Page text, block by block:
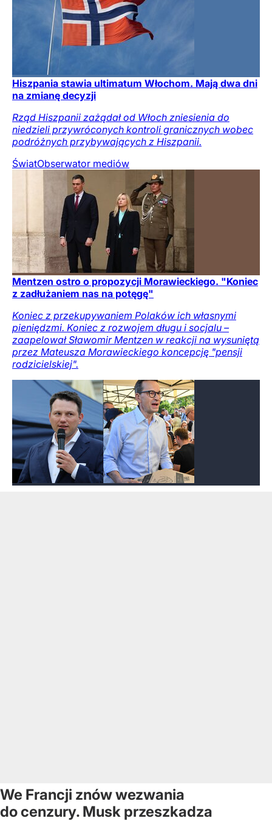
Hiszpania stawia ultimatum Włochom. Mają dwa dni
na zmianę decyzji
Rząd Hiszpanii zażądał od Włoch zniesienia do
niedzieli przywróconych kontroli granicznych wobec
podróżnych przybywających z Hiszpanii.
ŚwiatObserwator mediów
Mentzen ostro o propozycji Morawieckiego. "Koniec
z zadłużaniem nas na potęgę"
Koniec z przekupywaniem Polaków ich własnymi
pieniędzmi. Koniec z rozwojem długu i socjalu –
zaapelował Sławomir Mentzen w reakcji na wysuniętą
przez Mateusza Morawieckiego koncepcję "pensji
rodzicielskiej".
We Francji znów wezwania
do cenzury. Musk przeszkadza